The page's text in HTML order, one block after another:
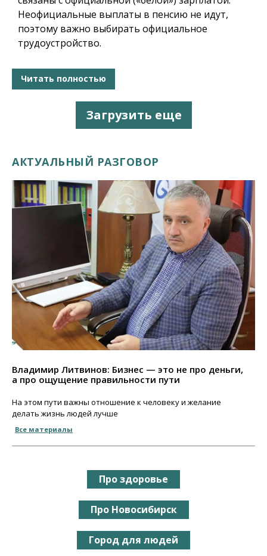
Неофициальные выплаты в пенсию не идут,
поэтому важно выбирать официальное
трудоустройство.
Читать полностью
Загрузить еще
АКТУАЛЬНЫЙ РАЗГОВОР
Владимир Литвинов: Бизнес — это не про деньги,
а про ощущение правильности пути
На этом пути важны отношение к человеку и желание
делать жизнь людей лучше
Все материалы
Про здоровье
Про Новосибирск
Город для людей